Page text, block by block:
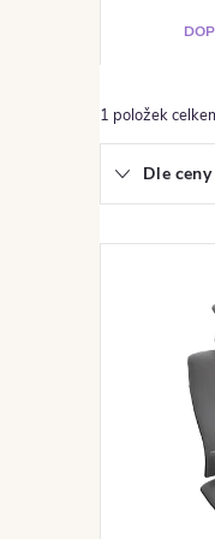
1 položek
Dle ceny